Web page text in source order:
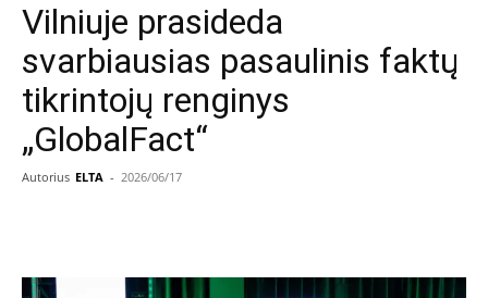
Vilniuje prasideda
svarbiausias pasaulinis faktų
tikrintojų renginys
„GlobalFact“
Autorius ELTA - 2026/06/17